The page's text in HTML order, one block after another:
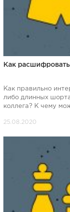
Как
Как правильно
либо длинных
коллега? К чему